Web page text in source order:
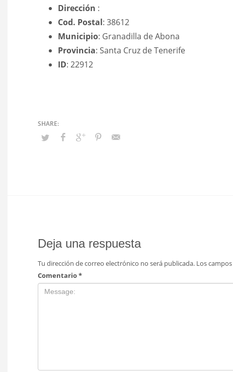
Dirección :
Cod. Postal: 38612
Municipio: Granadilla de Abona
Provincia: Santa Cruz de Tenerife
ID: 22912
Deja una respuesta
Tu dirección de correo electrónico no será publicada. Los
Comentario*